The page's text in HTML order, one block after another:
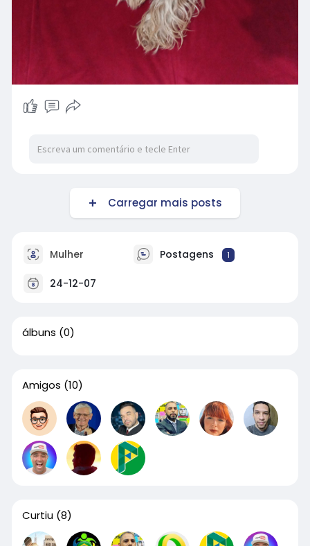
Carregar mais posts
Mulher Postagens 1
24-12-07
álbuns (0)
Amigos (10)
Curtiu (8)